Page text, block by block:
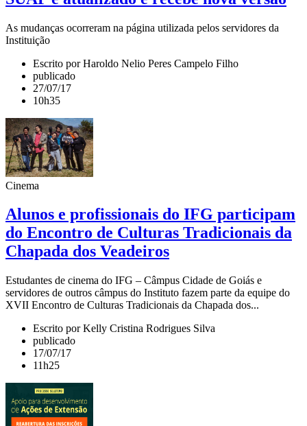
As mudanças ocorreram na página utilizada pelos servidores da
Instituição
Escrito por Haroldo Nelio Peres Campelo Filho
publicado
27/07/17
10h35
Cinema
Alunos e profissionais do IFG participam
do Encontro de Culturas Tradicionais da
Chapada dos Veadeiros
Estudantes de cinema do IFG – Câmpus Cidade de Goiás e
servidores de outros câmpus do Instituto fazem parte da equipe do
XVII Encontro de Culturas Tradicionais da Chapada dos...
Escrito por Kelly Cristina Rodrigues Silva
publicado
17/07/17
11h25